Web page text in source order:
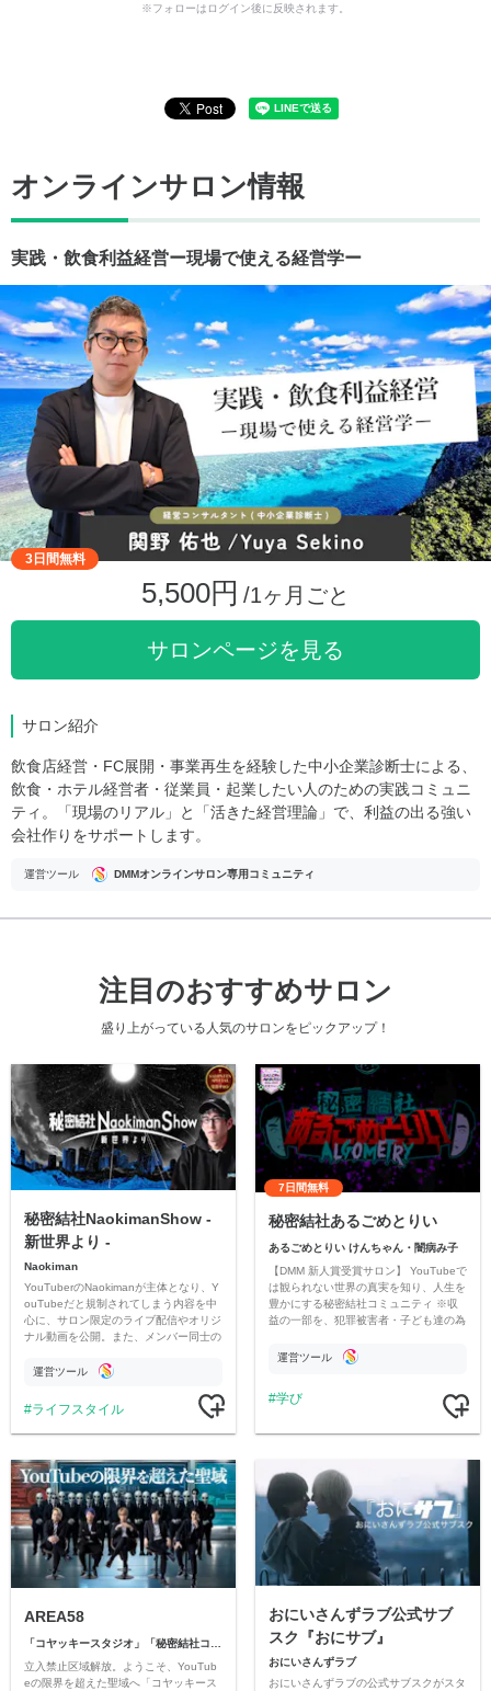
※フォローはログイン後に反映されます。
オンラインサロン情報
実践・飲食利益経営ー現場で使える経営学ー
3日間無料
5,500円 /1ヶ月ごと
サロンページを見る
サロン紹介
飲食店経営・FC展開・事業再生を経験した中小企業診断士による、
飲食・ホテル経営者・従業員・起業したい人のための実践コミュニ
ティ。「現場のリアル」と「活きた経営理論」で、利益の出る強い
会社作りをサポートします。
運営ツール DMMオンラインサロン専用コミュニティ
注目のおすすめサロン
盛り上がっている人気のサロンをピックアップ！
秘密結社NaokimanShow -
新世界より -
Naokiman
YouTuberのNaokimanが主体となり、Y
ouTubeだと規制されてしまう内容を中
心に、サロン限定のライブ配信やオリジ
ナル動画を公開。また、メンバー同士の
ただいています。
運営ツール
ライフスタイル
7日間無料
秘密結社あるごめとりい
あるごめとりい けんちゃん・闇病み子
【DMM 新人賞受賞サロン】 YouTubeで
は観られない世界の真実を知り、人生を
豊かにする秘密結社コミュニティ ※収
益の一部を、犯罪被害者・子ども達の為
す運営ツール
学び
AREA58
「コヤッキースタジオ」「秘密結社コヤミナティ」
立入禁止区域解放。ようこそ、YouTub
eの限界を超えた聖域へ「コヤッキース
おにいさんずラブ公式サブ
スク『おにサブ』
おにいさんずラブ
おにいさんずラブの公式サブスクがスタ